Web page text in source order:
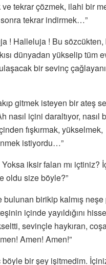
tekrar çözmek, ilahi bir
sonra tekrar indirmek…”
! Halleluja ! Bu sözcükten,
dünyadan yükselip tüm
bir sevinç çağlayanı
gitmek isteyen bir ateş
nasıl içini daraltıyor, nasıl
fışkırmak, yükselmek,
istiyordu…”
iksir falan mı içtiniz?
oldu size böyle?”
bulunan birikip kalmış neşe
içinde yayıldığını
sevinçle haykıran,
Amen! Amen!”
bir şey işitmedim.